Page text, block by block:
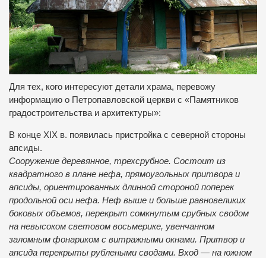
Для тех, кого интересуют детали храма, перевожу
информацию о Петропавловской церкви с «Памятников
градостроительства и архитектуры»:
В конце XIX в. появилась пристройка с северной стороны
апсиды.
Сооружение деревянное, трехсрубное. Состоит из
квадратного в плане нефа, прямоугольных притвора и
апсиды, ориентированных длинной стороной поперек
продольной оси нефа. Неф выше и больше равновеликих
боковых объемов, перекрыт сомкнутым срубных сводом
на невысоком световом восьмерике, увенчанном
заломным фонариком с витражными окнами. Притвор и
апсида перекрыты рублеными сводами. Вход — на южном